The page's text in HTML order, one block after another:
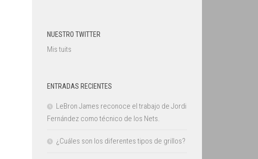
NUESTRO TWITTER
Mis tuits
ENTRADAS RECIENTES
LeBron James reconoce el trabajo de Jordi
Fernández como técnico de los Nets.
¿Cuáles son los diferentes tipos de grillos?